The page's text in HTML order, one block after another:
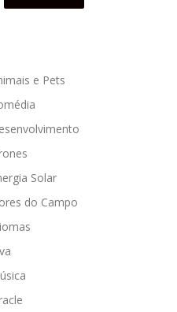
e Pets
Solar
do Campo